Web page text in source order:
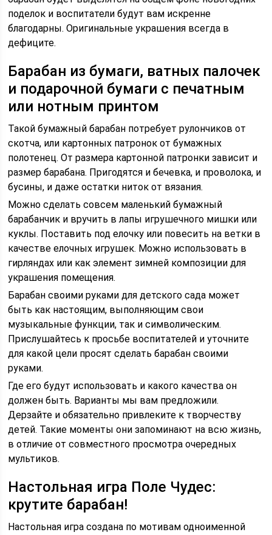
поделок и воспитатели будут вам искренне
благодарны. Оригинальные украшения всегда в
дефиците.
Барабан из бумаги, ватных палочек
и подарочной бумаги с печатным
или нотным принтом
Такой бумажный барабан потребует рулончиков от
скотча, или картонных патронок от бумажных
полотенец. От размера картонной патронки зависит и
размер барабана. Пригодятся и бечевка, и проволока, и
бусины, и даже остатки ниток от вязания.
Можно сделать совсем маленький бумажный
барабанчик и вручить в лапы игрушечного мишки или
куклы. Поставить под елочку или повесить на ветки в
качестве елочных игрушек. Можно использовать в
гирляндах или как элемент зимней композиции для
украшения помещения.
Барабан своими руками для детского сада может
быть как настоящим, выполняющим свои
музыкальные функции, так и символическим.
Прислушайтесь к просьбе воспитателей и уточните
для какой цели просят сделать барабан своими
руками.
Где его будут использовать и какого качества он
должен быть. Варианты мы вам предложили.
Дерзайте и обязательно привлеките к творчеству
детей. Такие моменты они запоминают на всю жизнь,
в отличие от совместного просмотра очередных
мультиков.
Настольная игра Поле Чудес:
крутите барабан!
Настольная игра создана по мотивам одноименной